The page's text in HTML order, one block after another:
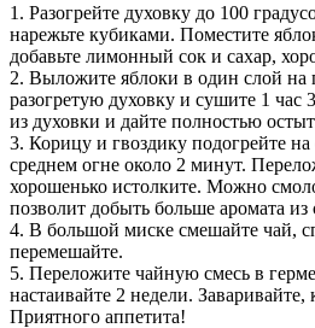
1. Разогрейте духовку до 100
нарежьте кубиками. Поместите
добавьте лимонный сок и сахар,
2. Выложите яблоки в один слой на
разогретую духовку и сушите 1 час
из духовки и дайте полностью
3. Корицу и гвоздику подогрейте на
среднем огне около 2 минут.
хорошенько истолките. Можно
позволит добыть больше аромата из
4. В большой миске смешайте чай,
перемешайте.
5. Переложите чайную смесь в
настаивайте 2 недели.
Приятного аппетита!